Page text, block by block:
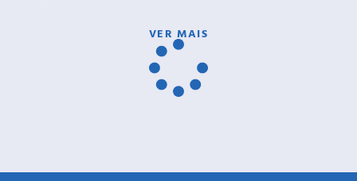
VER MAIS